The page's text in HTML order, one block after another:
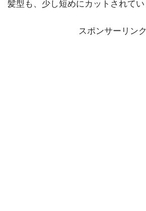
髪型も、少し短めにカットされてい
スポンサーリンク